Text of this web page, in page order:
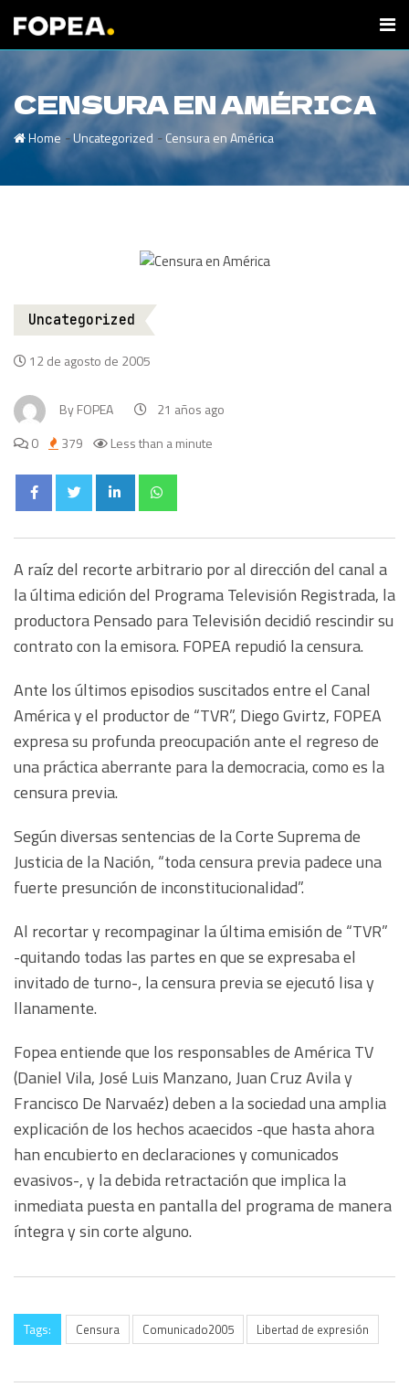
CENSURA EN AMÉRICA
Home -Uncategorized -Censura en América
Uncategorized
12 de agosto de 2005
ByFOPEA
21 años ago
0
379 Less than a minute
A raíz del recorte arbitrario por al dirección del canal a
la última edición del Programa Televisión Registrada, la
productora Pensado para Televisión decidió rescindir su
contrato con la emisora. FOPEA repudió la censura.
Ante los últimos episodios suscitados entre el Canal
América y el productor de “TVR”, Diego Gvirtz, FOPEA
expresa su profunda preocupación ante el regreso de
una práctica aberrante para la democracia, como es la
censura previa.
Según diversas sentencias de la Corte Suprema de
Justicia de la Nación, “toda censura previa padece una
fuerte presunción de inconstitucionalidad”.
Al recortar y recompaginar la última emisión de “TVR”
-quitando todas las partes en que se expresaba el
invitado de turno-, la censura previa se ejecutó lisa y
llanamente.
Fopea entiende que los responsables de América TV
(Daniel Vila, José Luis Manzano, Juan Cruz Avila y
Francisco De Narvaéz) deben a la sociedad una amplia
explicación de los hechos acaecidos -que hasta ahora
han encubierto en declaraciones y comunicados
evasivos-, y la debida retractación que implica la
inmediata puesta en pantalla del programa de manera
íntegra y sin corte alguno.
Tags: Censura Comunicado2005 Libertad de expresión